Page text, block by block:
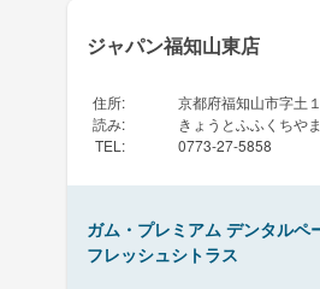
ジャパン福知山東店
住所:
京都府福知山市字土１
読み:
きょうとふふくちや
TEL : 0773-27-5858
ガム・プレミアム デンタルペ
フレッシュシトラス